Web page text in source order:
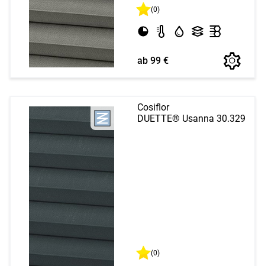
(0)
ab 99 €
Cosiflor
DUETTE® Usanna 30.329
(0)